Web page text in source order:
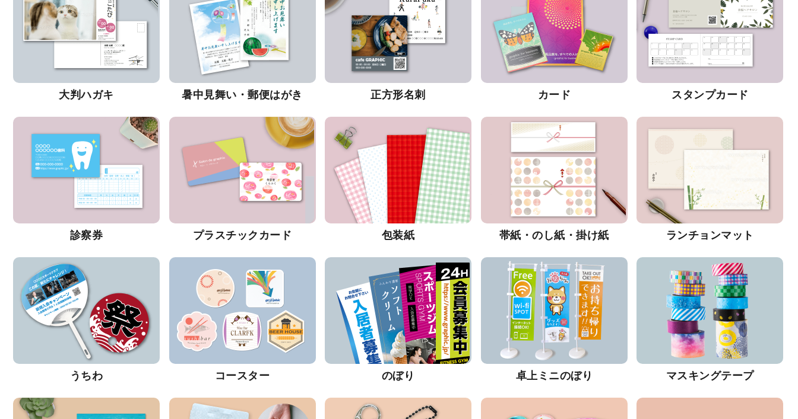
大判ハガキ 暑中見舞い・郵便はがき 正方形名刺 カード スタンプカード
診察券 プラスチックカード 包装紙 帯紙・のし紙・掛け紙 ランチョンマット
うちわ コースター のぼり 卓上ミニのぼり マスキングテープ